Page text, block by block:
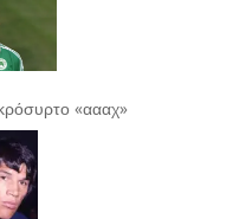
«αααχ»